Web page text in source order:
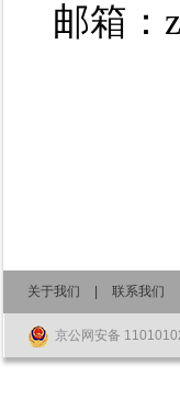
邮箱：
关于我们 联系我们
京公网安备